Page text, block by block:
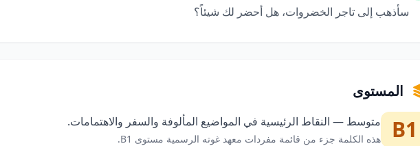
سأذهب إلى تاجر الخضروات، هل أحضر لك شيئاً؟
المستوى
B1 متوسط — النقاط الرئيسية في المواضيع المألوفة والسفر والاهتمامات.
هذه الكلمة جزء من قائمة مفردات معهد غوته الرسمية مستوى B1.